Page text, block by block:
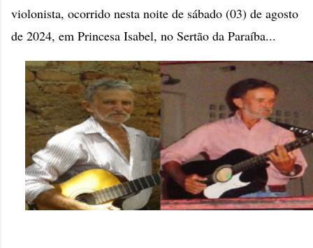
violonista, ocorrido nesta noite de sábado (03) de agosto
de 2024, em Princesa Isabel, no Sertão da Paraíba...